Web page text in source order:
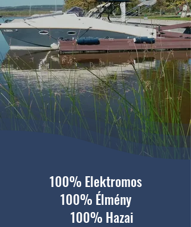
100% Elektromos
100% Élmény
100% Hazai